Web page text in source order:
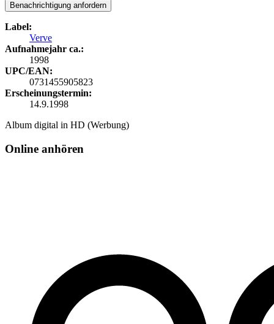
Benachrichtigung anfordern
Label:
Verve
Aufnahmejahr ca.:
1998
UPC/EAN:
0731455905823
Erscheinungstermin:
14.9.1998
Album digital in HD (Werbung)
Online anhören